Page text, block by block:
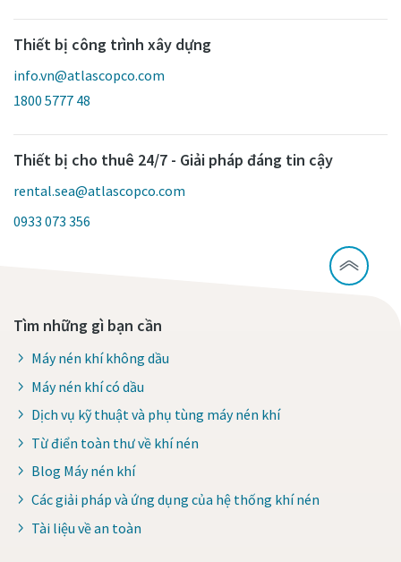
Thiết bị công trình xây dựng
info.vn@atlascopco.com
1800 5777 48
Thiết bị cho thuê 24/7 - Giải pháp đáng tin cậy
rental.sea@atlascopco.com
0933 073 356
Tìm những gì bạn cần
Máy nén khí không dầu
Máy nén khí có dầu
Dịch vụ kỹ thuật và phụ tùng máy nén khí
Từ điển toàn thư về khí nén
Blog Máy nén khí
Các giải pháp và ứng dụng của hệ thống khí nén
Tài liệu về an toàn